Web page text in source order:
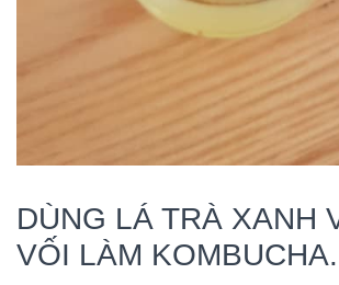
DÙNG LÁ TRÀ XANH
VỐI LÀM KOMBUCHA.